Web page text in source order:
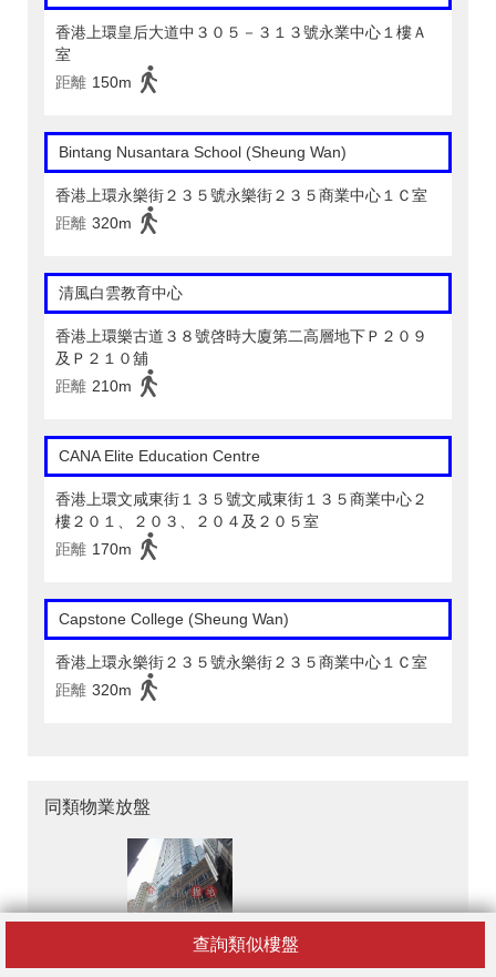
查詢類似樓盤
香港上環皇后大道中３０５－３１３號永業中心１樓Ａ
室
距離 150m
Bintang Nusantara School (Sheung Wan)
香港上環永樂街２３５號永樂街２３５商業中心１Ｃ室
距離 320m
清風白雲教育中心
香港上環樂古道３８號啓時大廈第二高層地下Ｐ２０９
及Ｐ２１０舖
距離 210m
CANA Elite Education Centre
香港上環文咸東街１３５號文咸東街１３５商業中心２
樓２０１、２０３、２０４及２０５室
距離 170m
Capstone College (Sheung Wan)
香港上環永樂街２３５號永樂街２３５商業中心１Ｃ室
距離 320m
同類物業放盤